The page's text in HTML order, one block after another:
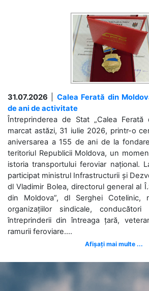
31.07.2026
Calea Ferată din
de ani de activitate
Întreprinderea de Stat „Calea Ferată
marcat astăzi, 31 iulie 2026, printr-o
aniversarea a 155 de ani de la
teritoriul Republicii Moldova, un
istoria transportului feroviar național.
participat ministrul Infrastructurii și
dl Vladimir Bolea, directorul general al
din Moldova”, dl Serghei Cotelinic,
organizațiilor sindicale, conducători
întreprinderii din întreaga țară,
ramurii feroviare....
Afișați mai multe ...